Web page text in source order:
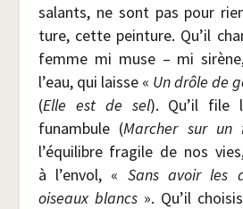
salants, ne sont pas pour
ture, cette pein­ture. Qu’il
femme mi muse – mi
l’eau, qui laisse « Un drôle de
(Elle est de sel). Qu’il file
funam­bule (Mar­cher sur un
l’équilibre fra­gile de nos
à l’envol, « Sans avoir les
oiseaux blancs». Qu’il